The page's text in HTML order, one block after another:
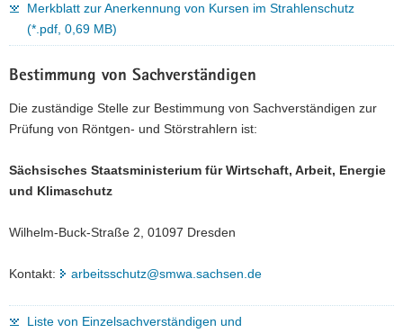
Merkblatt zur Anerkennung von Kursen im Strahlenschutz
(*.pdf, 0,69 MB)
Bestimmung von Sachverständigen
Die zuständige Stelle zur Bestimmung von Sachverständigen zur
Prüfung von Röntgen- und Störstrahlern ist:
Sächsisches Staatsministerium für Wirtschaft, Arbeit, Energie
und Klimaschutz
Wilhelm-Buck-Straße 2, 01097 Dresden
Kontakt: arbeitsschutz@smwa.sachsen.de
Liste von Einzelsachverständigen und